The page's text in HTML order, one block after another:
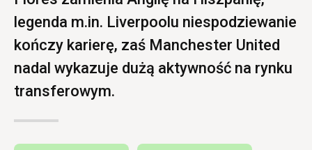
legenda m.in. Liverpoolu niespodziewanie
kończy karierę, zaś Manchester United
nadal wykazuje dużą aktywność na rynku
transferowym.